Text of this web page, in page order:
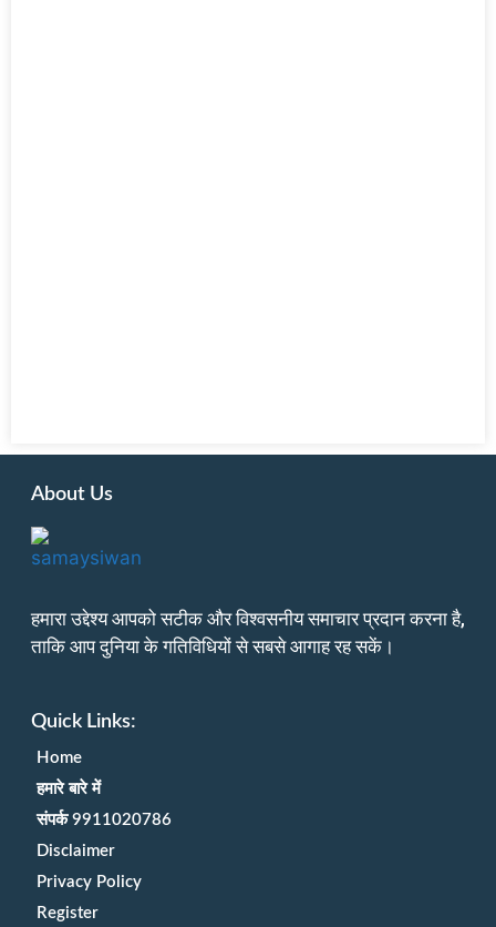
About Us
हमारा उद्देश्य आपको सटीक और विश्वसनीय समाचार प्रदान करना है,
ताकि आप दुनिया के गतिविधियों से सबसे आगाह रह सकें।
Quick Links:
Home
हमारे बारे में
संपर्क 9911020786
Disclaimer
Privacy Policy
Register